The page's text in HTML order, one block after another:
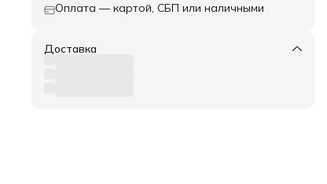
Оплата — картой, СБП или наличными
Доставка